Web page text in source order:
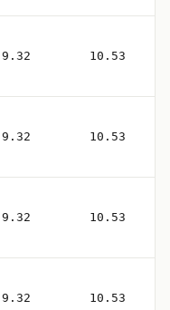
9.32 10.53
9.32 10.53
9.32 10.53
9.32 10.53